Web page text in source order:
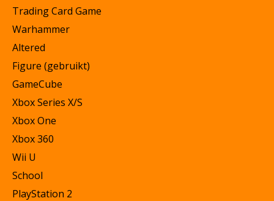
Trading Card Game
Warhammer
Altered
Figure (gebruikt)
GameCube
Xbox Series X/S
Xbox One
Xbox 360
Wii U
School
PlayStation 2